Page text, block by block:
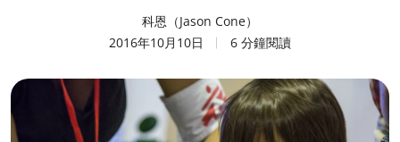
科恩（Jason Cone）
2016年10月10日
6 分鐘閱讀